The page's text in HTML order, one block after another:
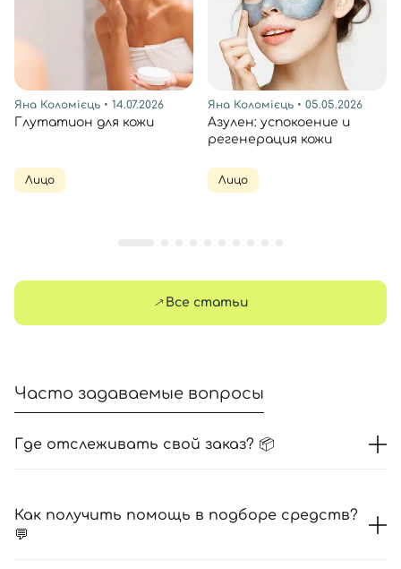
Яна Коломієць • 14.07.2026
Глутатион для кожи
Лицо
Яна Коломієць • 05.05.2026
Азулен: успокоение и
регенерация кожи
Лицо
Все статьи
Часто задаваемые вопросы
Где отслеживать свой заказ? 📦
Как получить помощь в подборе средств?
💬